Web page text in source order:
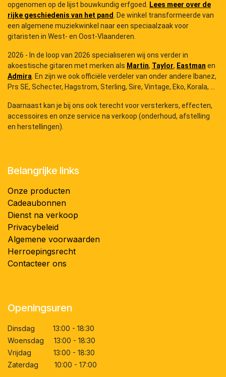
opgenomen op de lijst bouwkundig erfgoed. Lees meer over de
rijke geschiedenis van het pand. De winkel transformeerde van
een algemene muziekwinkel naar een speciaalzaak voor
gitaristen in West- en Oost-Vlaanderen.
2026 - In de loop van 2026 specialiseren wij ons verder in
akoestische gitaren met merken als Martin, Taylor, Eastman en
Admira. En zijn we ook officiële verdeler van onder andere Ibanez,
Prs SE, Schecter, Hagstrom, Sterling, Sire, Vintage, Eko, Korala, ...
Daarnaast kan je bij ons ook terecht voor versterkers, effecten,
accessoires en onze service na verkoop (onderhoud, afstelling
en herstellingen).
Belangrijke links
Onze producten
Cadeaubonnen
Dienst na verkoop
Privacybeleid
Algemene voorwaarden
Herroepingsrecht
Contacteer ons
Openingsuren
Dinsdag 13:00 - 18:30
Woensdag 13:00 - 18:30
Vrijdag 13:00 - 18:30
Zaterdag 10:00 - 17:00